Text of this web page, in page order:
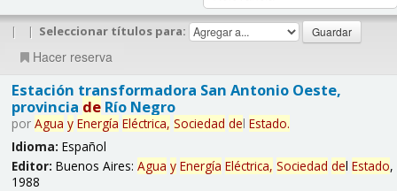
| | Seleccionar títulos para:
Hacer reserva
Estación transformadora San Antonio Oeste,
provincia deRío Negro
por Agua y Energía Eléctrica, Sociedad del Estado.
Idioma: Español
Editor: Buenos Aires: Agua y Energía Eléctrica, Sociedad del Estado,
1988